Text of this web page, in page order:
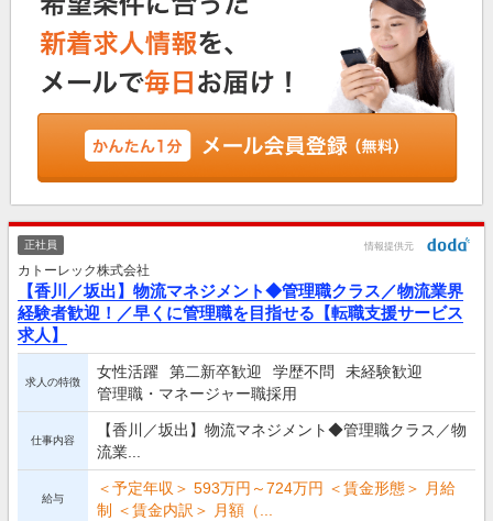
正社員 情報提供元
カトーレック株式会社
【香川／坂出】物流マネジメント◆管理職クラス／物流業界
経験者歓迎！／早くに管理職を目指せる【転職支援サービス
求人】
求人の特徴
女性活躍 第二新卒歓迎 学歴不問
未経験歓迎
管理職・マネージャー職採用
仕事内容
【香川／坂出】物流マネジメント◆管理職クラス／物
流業...
給与
＜予定年収＞ 593万円～724万円 ＜賃金形態＞ 月給
制 ＜賃金内訳＞ 月額（...